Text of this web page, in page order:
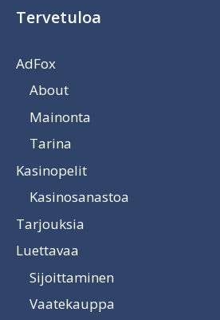
Tervetuloa
AdFox
About
Mainonta
Tarina
Kasinopelit
Kasinosanastoa
Tarjouksia
Luettavaa
Sijoittaminen
Vaatekauppa